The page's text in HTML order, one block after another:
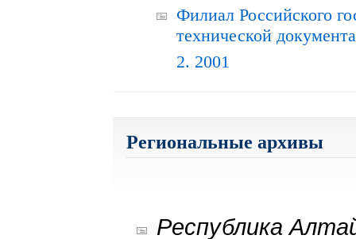
Филиал Российского
технической
2. 2001
Региональные архивы
Республика